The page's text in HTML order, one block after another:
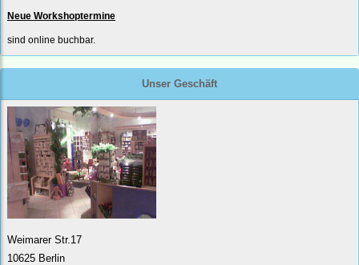
Neue Workshoptermine
sind online buchbar.
Unser Geschäft
Weimarer Str.17
10625 Berlin